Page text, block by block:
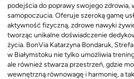
podejścia do poprawy swojego zdrowia,
samopoczucia. Oferuje szeroką gamę
aktywność fizyczną, zdrowe nawyki
tworząc unikalne doświadczenie
życia. BonVia Katarzyna Bondaruk,
w Białymstoku nie tylko umożliwia
ale również stwarza przestrzeń, gdzie
wewnętrzną równowagę i harmonię, a